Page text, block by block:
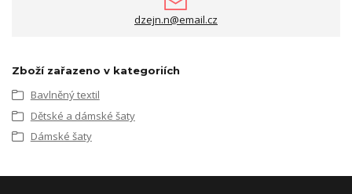
dzejn.n@email.cz
Zboží zařazeno v kategoriích
Bavlněný textil
Dětské a dámské šaty
Dámské šaty